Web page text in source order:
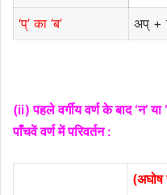
‘प्’ का ‘ब’
अप् +
(ii) पहले वर्गीय वर्ण के बाद ‘न’
पाँचवें वर्ण में परिवर्तन :
(अघोष